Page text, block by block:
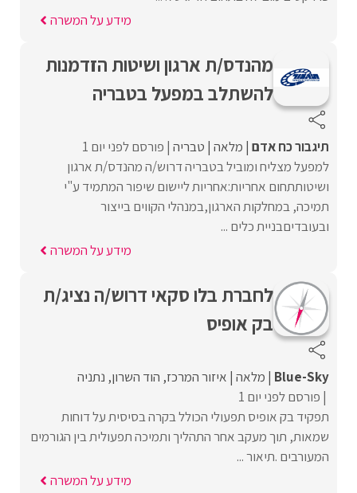
מידע על המשרה
מהנדס/ת ארגון ושיטות הזדמנות
להשתלב במפעל בטבריה
תיגבור כח אדם מלאה טבריה פורסם לפני יום 1
למפעל מצליח ומוביל בטבריה דרוש/ה מהנדס/ת ארגון
ושיטותתחום אחריות:אחריות ליישום שיפור המתמיד ע"י
תמיכה, במחלקות הארגון,במנהלי הקווים בייצור
ובעובדיםבניית כלים ...
מידע על המשרה
לחברת בלו סקאי דרוש/ה נציג/ת
בק אופיס
Blue-Sky מלאה איזור המרכז הוד השרון נתניה
פורסם לפני יום 1
תפקיד בק אופיס תפעולי הכולל בקרה בסיסית על דוחות
שמאות, תוך מעקב אחר התהליך ותמיכה תפעולית בין הגורמים
המעורבים .תיאור ...
מידע על המשרה